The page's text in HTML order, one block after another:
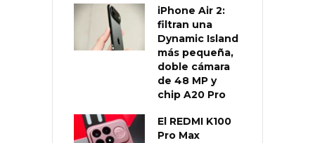
iPhone Air 2:
filtran una
Dynamic Island
más pequeña,
doble cámara
de 48 MP y
chip A20 Pro
El REDMI K100
Pro Max